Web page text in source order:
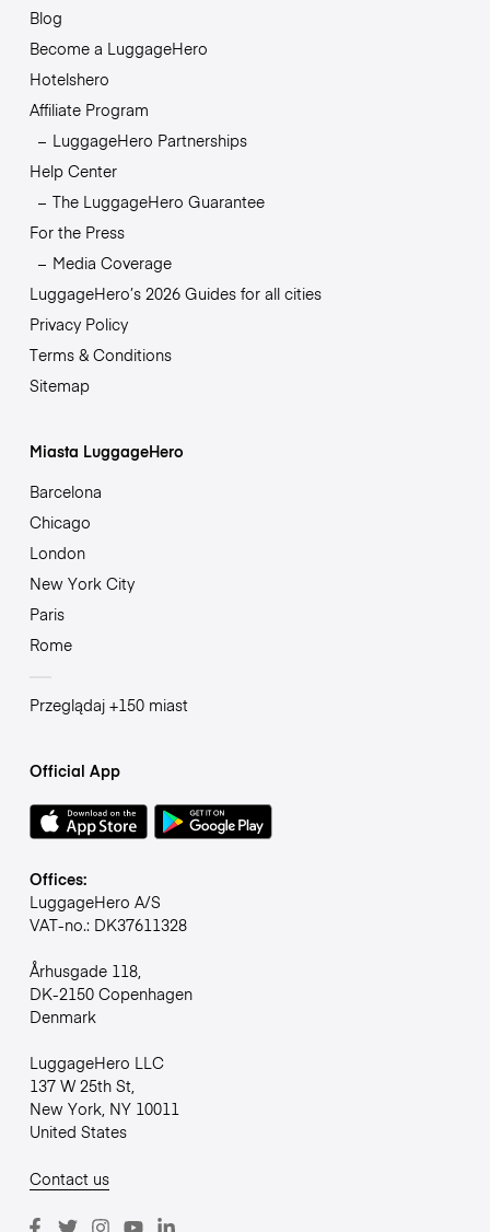
Blog
Become a LuggageHero
Hotelshero
Affiliate Program
LuggageHero Partnerships
Help Center
The LuggageHero Guarantee
For the Press
Media Coverage
LuggageHero’s 2026 Guides for all cities
Privacy Policy
Terms & Conditions
Sitemap
Miasta LuggageHero
Barcelona
Chicago
London
New York City
Paris
Rome
Przeglądaj +150 miast
Official App
Offices:
LuggageHero A/S
VAT-no.: DK37611328
Århusgade 118,
DK-2150 Copenhagen
Denmark
LuggageHero LLC
137 W 25th St,
New York, NY 10011
United States
Contact us